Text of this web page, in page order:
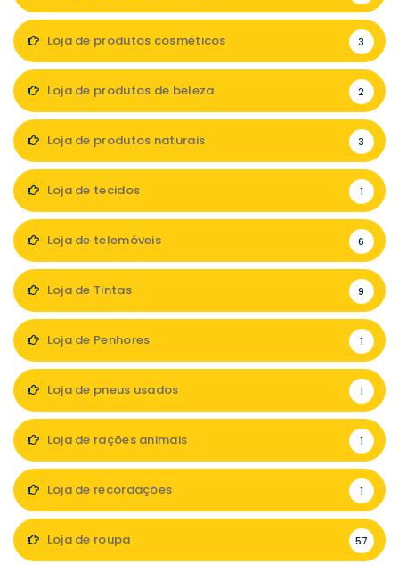
Loja de produtos cosméticos 3
Loja de produtos de beleza 2
Loja de produtos naturais 3
Loja de tecidos 1
Loja de telemóveis 6
Loja de Tintas 9
Loja de Penhores 1
Loja de pneus usados 1
Loja de rações animais 1
Loja de recordações 1
Loja de roupa 57